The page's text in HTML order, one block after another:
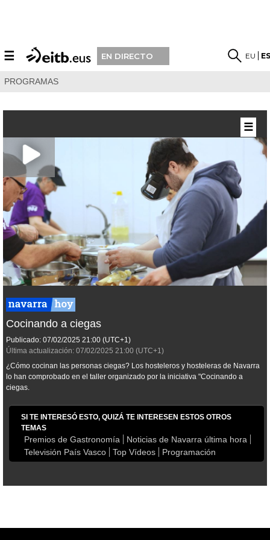
☰ EN DIRECTO EU
PROGRAMAS
Cocinando a ciegas
Publicado: 07/02/2025 21:00 (UTC+1)
Última actualización: 07/02/2025 21:00 (UTC+1)
¿Cómo cocinan las personas ciegas? Los hosteleros y hosteleras de Navarra
lo han comprobado en el taller organizado por la iniciativa "Cocinando a
ciegas.
SI TE INTERESÓ ESTO, QUIZÁ TE INTERESEN ESTOS OTROS
TEMAS
Premios de Gastronomía
Noticias de Navarra última hora
Televisión País Vasco
Top Vídeos Programación
☰